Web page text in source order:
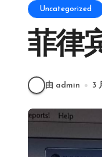
Uncategorized
菲律
由 admin 3